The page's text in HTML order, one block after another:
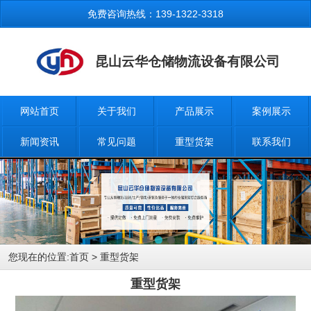
免费咨询热线：139-1322-3318
昆山云华仓储物流设备有限公司
网站首页 关于我们 产品展示 案例展示
新闻资讯 常见问题 重型货架 联系我们
您现在的位置:首页 > 重型货架
重型货架